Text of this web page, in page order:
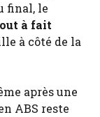
final, le
à fait
à côté de la
après une
ABS reste